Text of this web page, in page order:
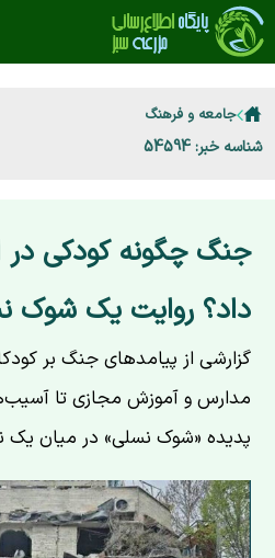
جامعه و فرهنگ
شناسه خبر: 54594
جنگ چگونه کودکی در
داد؟ روایت یک شوک
گزارشی از پیامدهای جنگ بر
مدارس و آموزش مجازی تا
پدیده «شوک نسلی» در میان یک